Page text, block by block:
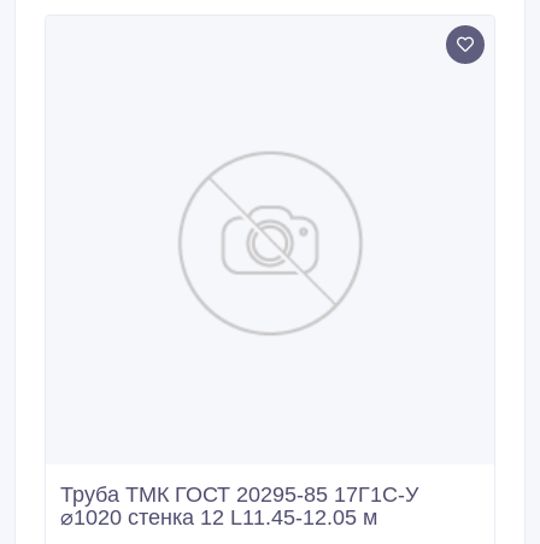
Труба ТМК ГОСТ 20295-85 17Г1С-У
⌀1020 стенка 12 L11.45-12.05 м